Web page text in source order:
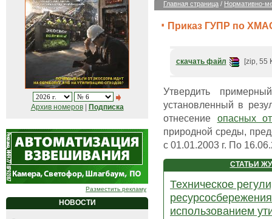
Архив номеров| Подписка
Разместить рекламу
НОВОСТИ
Главная страница / Нормативно-
Приказ ГУПР по
скачать файл [zip, 55
Утвердить
установленный в
отнесение опасных
природной среды,
с 01.01.2003 г. По
СТАТЬИ
Техническое
использованием